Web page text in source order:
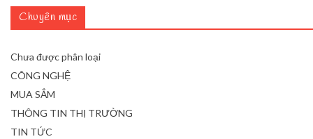
Chuyên mục
Chưa được phân loại
CÔNG NGHỆ
MUA SẮM
THÔNG TIN THỊ TRƯỜNG
TIN TỨC